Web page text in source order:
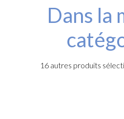
Dans la
16 autres produits